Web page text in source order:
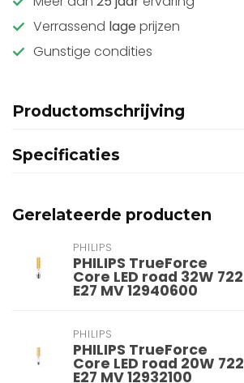
Verrassend lage prijzen
Gunstige condities
Productomschrijving
Specificaties
Gerelateerde producten
PHILIPS
PHILIPS TrueForce
Core LED road 32W 722
E27 MV 12940600
PHILIPS
PHILIPS TrueForce
Core LED road 20W 722
E27 MV 12932100